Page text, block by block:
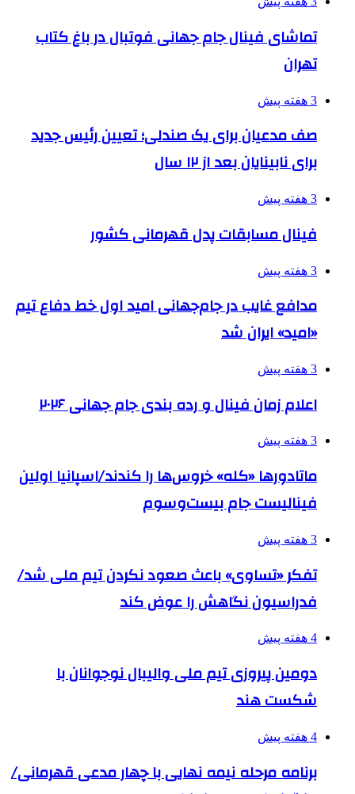
تماشای فینال جام جهانی فوتبال در باغ کتاب
تهران
3 هفته پیش
صف مدعیان برای یک صندلی؛ تعیین رئیس جدید
برای نابینایان بعد از ۱۲ سال
3 هفته پیش
فینال مسابقات پدل قهرمانی کشور
3 هفته پیش
مدافع غایب در جام‌جهانی امید اول خط دفاع تیم
«امید» ایران شد
3 هفته پیش
اعلام زمان فینال و رده بندی جام جهانی ۲۰۲۶
3 هفته پیش
ماتادورها «کله» خروس‌ها را کندند/اسپانیا اولین
فینالیست جام بیست‌وسوم
3 هفته پیش
تفکر «تساوی» باعث صعود نکردن تیم ملی شد/
فدراسیون نگاهش را عوض کند
4 هفته پیش
دومین پیروزی تیم ملی والیبال نوجوانان با
شکست هند
4 هفته پیش
برنامه مرحله نیمه نهایی با چهار مدعی قهرمانی/